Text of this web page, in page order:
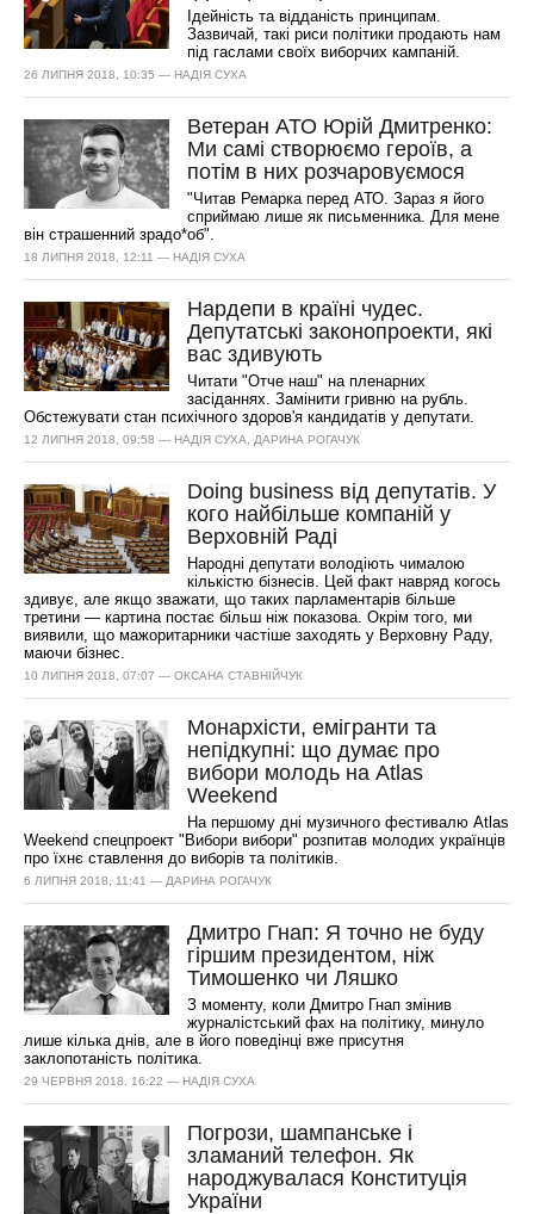
Ідейність та відданість принципам.
Зазвичай, такі риси політики продають нам
під гаслами своїх виборчих кампаній.
26 ЛИПНЯ 2018, 10:35 — НАДІЯ СУХА
Ветеран АТО Юрій Дмитренко:
Ми самі створюємо героїв, а
потім в них розчаровуємося
"Читав Ремарка перед АТО. Зараз я його
сприймаю лише як письменника. Для мене
він страшенний зрадо*об".
18 ЛИПНЯ 2018, 12:11 — НАДІЯ СУХА
Нардепи в країні чудес.
Депутатські законопроекти, які
вас здивують
Читати "Отче наш" на пленарних
засіданнях. Замінити гривню на рубль.
Обстежувати стан психічного здоров'я кандидатів у депутати.
12 ЛИПНЯ 2018, 09:58 — НАДІЯ СУХА, ДАРИНА РОГАЧУК
Doing business від депутатів. У
кого найбільше компаній у
Верховній Раді
Народні депутати володіють чималою
кількістю бізнесів. Цей факт навряд когось
здивує, але якщо зважати, що таких парламентарів більше
третини — картина постає більш ніж показова. Окрім того, ми
виявили, що мажоритарники частіше заходять у Верховну Раду,
маючи бізнес.
10 ЛИПНЯ 2018, 07:07 — ОКСАНА СТАВНІЙЧУК
Монархісти, емігранти та
непідкупні: що думає про
вибори молодь на Atlas
Weekend
На першому дні музичного фестивалю Atlas
Weekend спецпроект "Вибори вибори" розпитав молодих українців
про їхнє ставлення до виборів та політиків.
6 ЛИПНЯ 2018, 11:41 — ДАРИНА РОГАЧУК
Дмитро Гнап: Я точно не буду
гіршим президентом, ніж
Тимошенко чи Ляшко
З моменту, коли Дмитро Гнап змінив
журналістський фах на політику, минуло
лише кілька днів, але в його поведінці вже присутня
заклопотаність політика.
29 ЧЕРВНЯ 2018, 16:22 — НАДІЯ СУХА
Погрози, шампанське і
зламаний телефон. Як
народжувалася Конституція
України